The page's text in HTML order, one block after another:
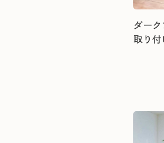
ダー
取り